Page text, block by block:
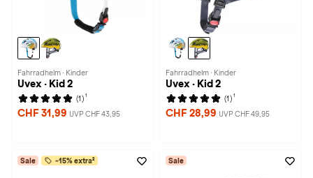
Fahrradhelm · Kinder
Uvex · Kid 2
(1) 1
CHF 31,99 UVP CHF 43,95
Fahrradhelm · Kinder
Uvex · Kid 2
(1) 1
CHF 28,99 UVP CHF 49,95
Sale -15% extra² Sale